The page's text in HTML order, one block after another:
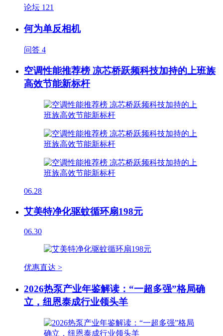
论坛 121
何为单反相机
问答 4
空调性能推荐榜 凉芯桥跃频科技加持的上班族
高效节能新标杆
06.28
艾美特净化驱蚊循环扇198元
06.30
优惠直达 >
2026热泵产业年鉴解读：“一超多强”格局确
立，纽恩泰成行业领头羊